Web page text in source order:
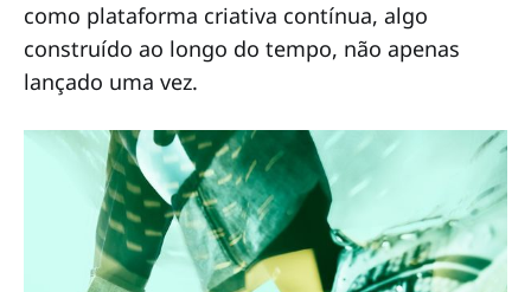
como plataforma criativa contínua, algo
construído ao longo do tempo, não apenas
lançado uma vez.